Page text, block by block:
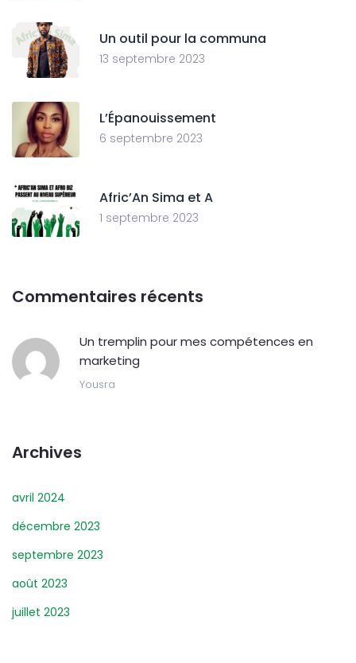
Un outil pour la communa
13 septembre 2023
L’Épanouissement
6 septembre 2023
Afric’An Sima et A
1 septembre 2023
Commentaires récents
Un tremplin pour mes compétences en
marketing
Yousra
Archives
avril 2024
décembre 2023
septembre 2023
août 2023
juillet 2023